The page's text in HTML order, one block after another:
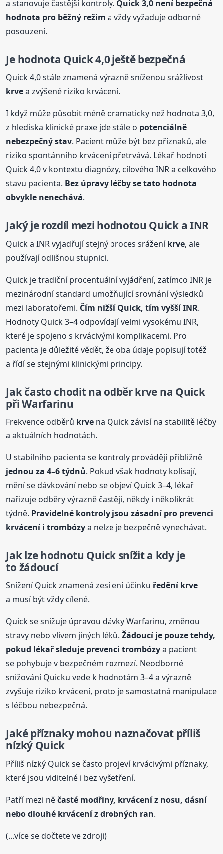
a stanovuje častější kontroly. Quick 3,0 není bezpečná
hodnota pro běžný režim a vždy vyžaduje odborné
posouzení.
Je hodnota Quick 4,0 ještě bezpečná
Quick 4,0 stále znamená výrazně sníženou srážlivost
krvea zvýšené riziko krvácení.
I když může působit méně dramaticky než hodnota 3,0,
z hlediska klinické praxe jde stále o potenciálně
nebezpečný stav. Pacient může být bez příznaků, ale
riziko spontánního krvácení přetrvává. Lékař hodnotí
Quick 4,0 v kontextu diagnózy, cílového INR a celkového
stavu pacienta. Bez úpravy léčby se tato hodnota
obvykle nenechává.
Jaký je rozdíl mezi hodnotou Quick a INR
Quick a INR vyjadřují stejný proces sráženíkrve, ale
používají odlišnou stupnici.
Quick je tradiční procentuální vyjádření, zatímco INR je
mezinárodní standard umožňující srovnání výsledků
mezi laboratořemi. Čím nižší Quick, tím vyšší INR.
Hodnoty Quick 3–4 odpovídají velmi vysokému INR,
které je spojeno s krvácivými komplikacemi. Pro
pacienta je důležité vědět, že oba údaje popisují totéž
a řídí se stejnými klinickými principy.
Jak často chodit na odběrkrve na Quick
při Warfarinu
Frekvence odběrů krve na Quick závisí na stabilitě léčby
a aktuálních hodnotách.
U stabilního pacienta se kontroly provádějí přibližně
jednou za 4–6 týdnů. Pokud však hodnoty kolísají,
mění se dávkování nebo se objeví Quick 3–4, lékař
nařizuje odběry výrazně častěji, někdy i několikrát
týdně. Pravidelné kontroly jsou zásadní pro prevenci
krvácení i trombózya nelze je bezpečně vynechávat.
Jak lze hodnotu Quick snížit a kdy je
to žádoucí
Snížení Quick znamená zesílení účinkuředění krve
a musí být vždy cílené.
Quick se snižuje úpravou dávky Warfarinu, změnou
stravy nebo vlivem jiných léků.Žádoucí je pouze tehdy,
pokud lékař sleduje prevenci trombózya pacient
se pohybuje v bezpečném rozmezí. Neodborné
snižování Quicku vede k hodnotám 3–4 a výrazně
zvyšuje riziko krvácení, proto je samostatná manipulace
s léčbou nebezpečná.
Jaképříznaky mohou naznačovat příliš
nízký Quick
Příliš nízký Quick se často projeví krvácivými příznaky,
které jsou viditelné i bez vyšetření.
Patří mezi něčasté modřiny, krvácení z nosu, dásní
nebo dlouhé krvácení z drobných ran.
(...více se dočtete ve zdroji)